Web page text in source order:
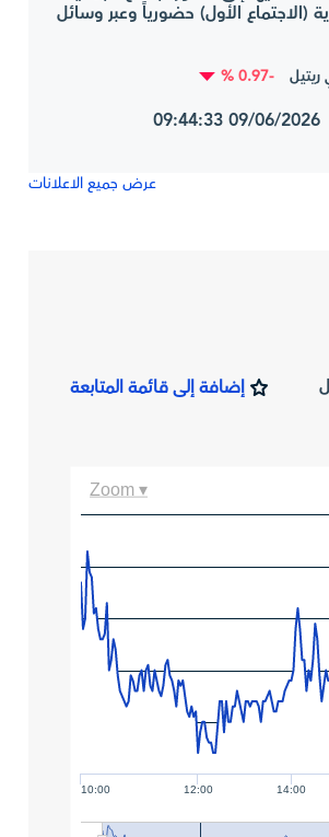
(الاجتماع الأول) حضورياً وعبر وسائل
-0.97 %
عرض جميع الاعلانات
إضافة إلى قائمة المتابعة
10:00 12:00 14:00
Zoom ▾